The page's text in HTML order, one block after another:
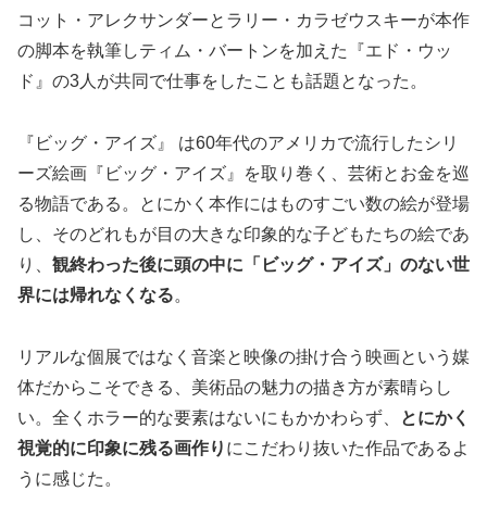
コット・アレクサンダーとラリー・カラゼウスキーが本作
の脚本を執筆しティム・バートンを加えた『エド・ウッ
ド』の3人が共同で仕事をしたことも話題となった。
『ビッグ・アイズ』 は60年代のアメリカで流行したシリ
ーズ絵画『ビッグ・アイズ』を取り巻く、芸術とお金を巡
る物語である。とにかく本作にはものすごい数の絵が登場
し、そのどれもが目の大きな印象的な子どもたちの絵であ
り、 観終わった後に頭の中に「ビッグ・アイズ」のない世
界には帰れなくなる。
リアルな個展ではなく音楽と映像の掛け合う映画という媒
体だからこそできる、美術品の魅力の描き方が素晴らし
い。全くホラー的な要素はないにもかかわらず、
とにかく
視覚的に印象に残る画作り にこだわり抜いた作品であるよ
うに感じた。